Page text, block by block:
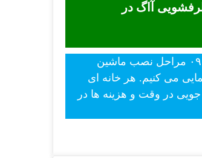
آاگ در
- قیمت بدونه واسطه ماشین لباسشویی آاگ در نمایندگی ااگ برتر ضمانت بهترین قیمت ۰۹۱۰۹۶۶۳۹۵۸ مراحل نصب ماشین
می کنیم. هر خانه ای
در وقت و هزینه ها در